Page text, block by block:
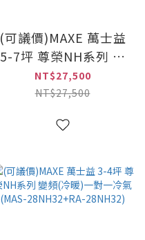
(可議價)MAXE 萬士益
5-7坪 尊榮NH系列 變
頻(冷暖)一對一冷氣
(MAS-41NH32+RA-
NT$27,500
NT$27,500